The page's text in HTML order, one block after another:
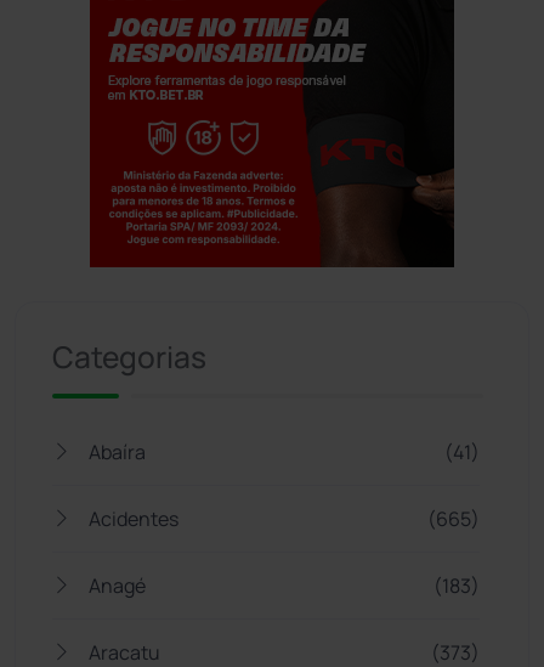
Categorias
Abaíra (41)
Acidentes (665)
Anagé (183)
Aracatu (373)